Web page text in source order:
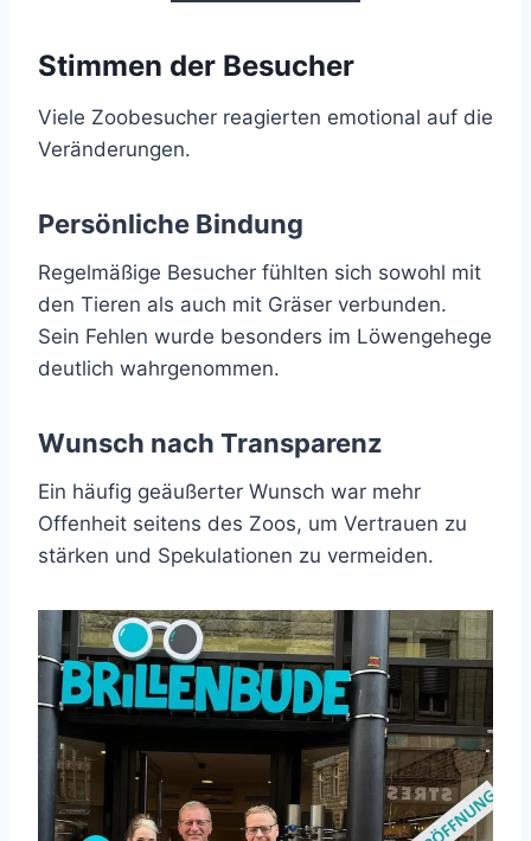
Stimmen der Besucher
Viele Zoobesucher reagierten emotional auf die
Veränderungen.
Persönliche Bindung
Regelmäßige Besucher fühlten sich sowohl mit
den Tieren als auch mit Gräser verbunden.
Sein Fehlen wurde besonders im Löwengehege
deutlich wahrgenommen.
Wunsch nach Transparenz
Ein häufig geäußerter Wunsch war mehr
Offenheit seitens des Zoos, um Vertrauen zu
stärken und Spekulationen zu vermeiden.